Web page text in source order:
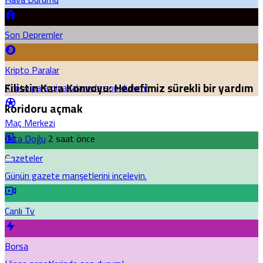
Son Depremler
Kripto Paralar
Kripto para piyasalarında son durum!
Maç Merkezi
Gazeteler
Günün gazete manşetlerini inceleyin.
Canlı Tv
Borsa
Filistin Kara Konvoyu: Hedefimiz sürekli bir yardım
koridoru açmak
Orta Doğu2 saat önce